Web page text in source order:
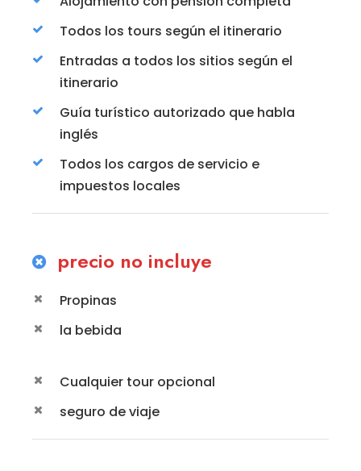
Todos los tours según el itinerario
Entradas a todos los sitios según el
itinerario
Guía turístico autorizado que habla
inglés
Todos los cargos de servicio e
impuestos locales
precio no incluye
Propinas
la bebida
Cualquier tour opcional
seguro de viaje